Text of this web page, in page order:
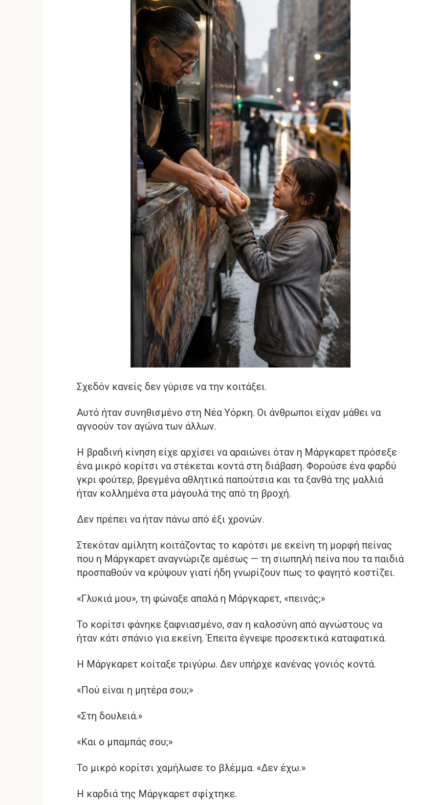
Σχεδόν κανείς δεν γύρισε να την κοιτάξει.
Αυτό ήταν συνηθισμένο στη Νέα Υόρκη. Οι άνθρωποι είχαν μάθει να
αγνοούν τον αγώνα των άλλων.
Η βραδινή κίνηση είχε αρχίσει να αραιώνει όταν η Μάργκαρετ πρόσεξε
ένα μικρό κορίτσι να στέκεται κοντά στη διάβαση. Φορούσε ένα φαρδύ
γκρι φούτερ, βρεγμένα αθλητικά παπούτσια και τα ξανθά της μαλλιά
ήταν κολλημένα στα μάγουλά της από τη βροχή.
Δεν πρέπει να ήταν πάνω από έξι χρονών.
Στεκόταν αμίλητη κοιτάζοντας το καρότσι με εκείνη τη μορφή πείνας
που η Μάργκαρετ αναγνώριζε αμέσως — τη σιωπηλή πείνα που τα παιδιά
προσπαθούν να κρύψουν γιατί ήδη γνωρίζουν πως το φαγητό κοστίζει.
«Γλυκιά μου», τη φώναξε απαλά η Μάργκαρετ, «πεινάς;»
Το κορίτσι φάνηκε ξαφνιασμένο, σαν η καλοσύνη από αγνώστους να
ήταν κάτι σπάνιο για εκείνη. Έπειτα έγνεψε προσεκτικά καταφατικά.
Η Μάργκαρετ κοίταξε τριγύρω. Δεν υπήρχε κανένας γονιός κοντά.
«Πού είναι η μητέρα σου;»
«Στη δουλειά.»
«Και ο μπαμπάς σου;»
Το μικρό κορίτσι χαμήλωσε το βλέμμα. «Δεν έχω.»
Η καρδιά της Μάργκαρετ σφίχτηκε.